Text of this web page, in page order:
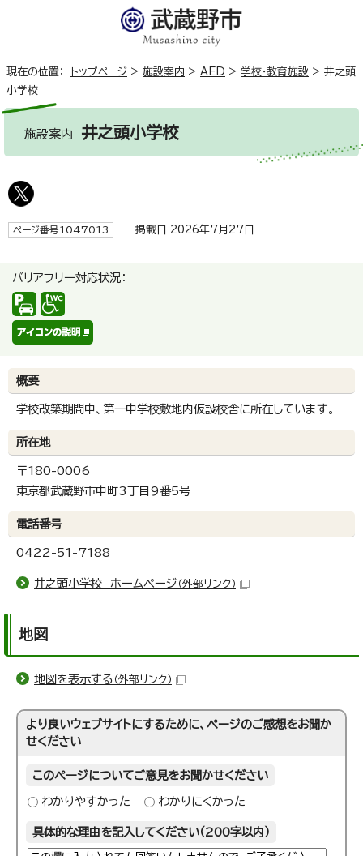
現在の位置： トップページ > 施設案内 > AED > 学校・教育施設 > 井之頭
小学校
施設案内 井之頭小学校
ページ番号1047013 掲載日 2026年7月27日
バリアフリー対応状況：
概要
学校改築期間中、第一中学校敷地内仮設校舎に所在しています。
所在地
〒180-0006
東京都武蔵野市中町3丁目9番5号
電話番号
0422-51-7188
井之頭小学校 ホームページ （外部リンク）
地図
地図を表示する （外部リンク）
より良いウェブサイトにするために、ページのご感想をお聞か
せください
このページについてご意見をお聞かせください
わかりやすかった わかりにくかった
具体的な理由を記入してください（200字以内）